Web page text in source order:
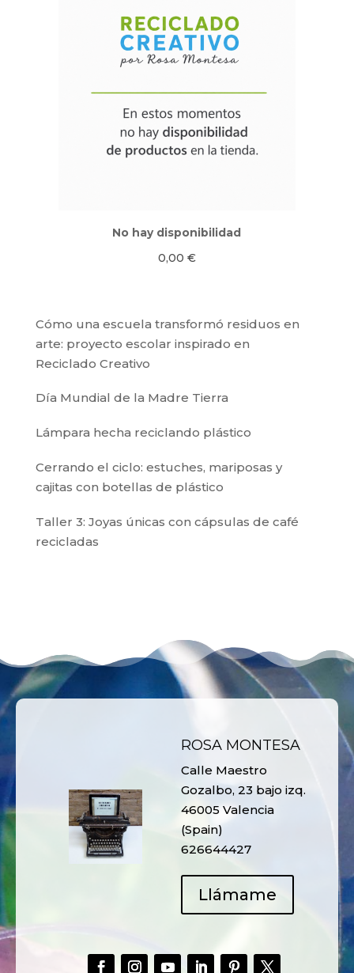
No hay disponibilidad
0,00 €
Cómo una escuela transformó residuos en
arte: proyecto escolar inspirado en
Reciclado Creativo
Día Mundial de la Madre Tierra
Lámpara hecha reciclando plástico
Cerrando el ciclo: estuches, mariposas y
cajitas con botellas de plástico
Taller 3: Joyas únicas con cápsulas de café
recicladas
ROSA MONTESA
Calle Maestro
Gozalbo, 23 bajo izq.
46005 Valencia
(Spain)
626644427
Llámame